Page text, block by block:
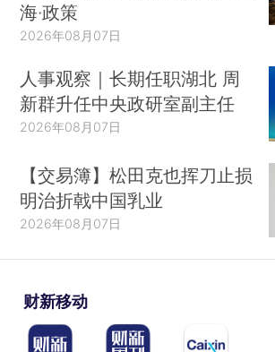
海·政策
2026年08月07日
人事观察｜长期任职湖北 周
新群升任中央政研室副主任
2026年08月07日
【交易簿】松田克也挥刀止损
明治折戟中国乳业
2026年08月07日
财新移动